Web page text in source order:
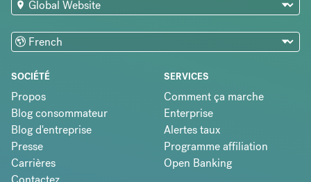
SOCIÉTÉ
Propos
Blog consommateur
Blog d'entreprise
Presse
Carrières
SERVICES
Comment ça marche
Enterprise
Alertes taux
Programme affiliation
Open Banking